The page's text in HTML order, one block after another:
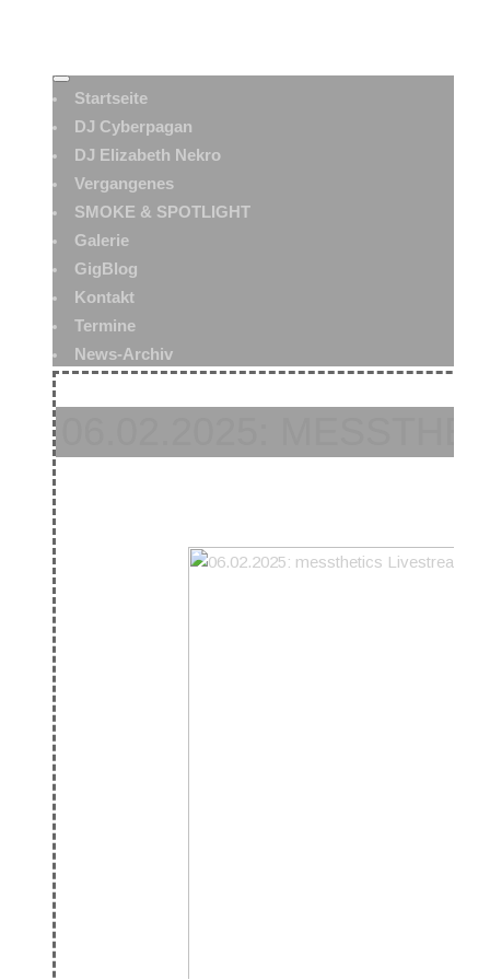
Startseite
DJ Cyberpagan
DJ Elizabeth Nekro
Vergangenes
SMOKE & SPOTLIGHT
Galerie
GigBlog
Kontakt
Termine
News-Archiv